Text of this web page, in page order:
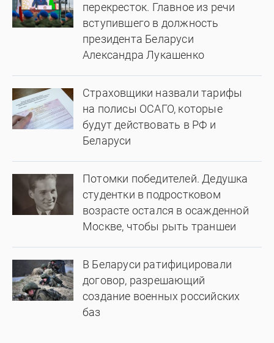
перекресток. Главное из речи
вступившего в должность
президента Беларуси
Александра Лукашенко
Страховщики назвали тарифы
на полисы ОСАГО, которые
будут действовать в РФ и
Беларуси
Потомки победителей. Дедушка
студентки в подростковом
возрасте остался в осажденной
Москве, чтобы рыть траншеи
В Беларуси ратифицировали
договор, разрешающий
создание военных российских
баз